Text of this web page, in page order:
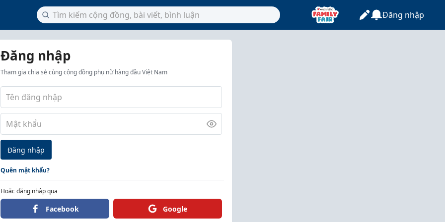
Đăng nhập
Đăng nhập
Tham gia chia sẻ cùng cộng đồng phụ nữ hàng đầu Việt Nam
Đăng nhập
Quên mật khẩu?
Hoặc đăng nhập qua
Facebook Google